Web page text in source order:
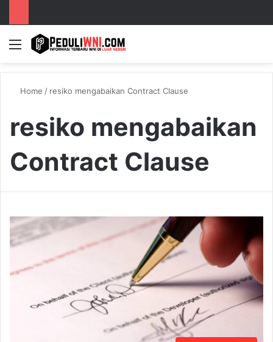
Menu
Home / resiko mengabaikan Contract Clause
resiko mengabaikan
Contract Clause